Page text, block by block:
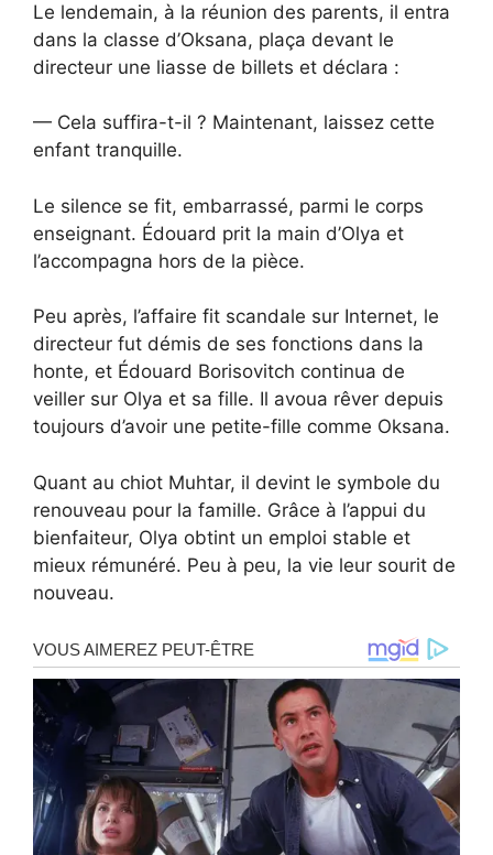
Le lendemain, à la réunion des parents, il entra
dans la classe d’Oksana, plaça devant le
directeur une liasse de billets et déclara :
— Cela suffira-t-il ? Maintenant, laissez cette
enfant tranquille.
Le silence se fit, embarrassé, parmi le corps
enseignant. Édouard prit la main d’Olya et
l’accompagna hors de la pièce.
Peu après, l’affaire fit scandale sur Internet, le
directeur fut démis de ses fonctions dans la
honte, et Édouard Borisovitch continua de
veiller sur Olya et sa fille. Il avoua rêver depuis
toujours d’avoir une petite-fille comme Oksana.
Quant au chiot Muhtar, il devint le symbole du
renouveau pour la famille. Grâce à l’appui du
bienfaiteur, Olya obtint un emploi stable et
mieux rémunéré. Peu à peu, la vie leur sourit de
nouveau.